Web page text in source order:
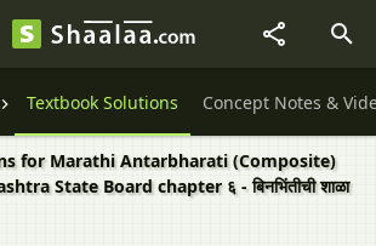
Textbook Solutions Concept Notes &
for Marathi Antarbharati (Composite)
State Board chapter ६ - बिनभिंतीची शाळा